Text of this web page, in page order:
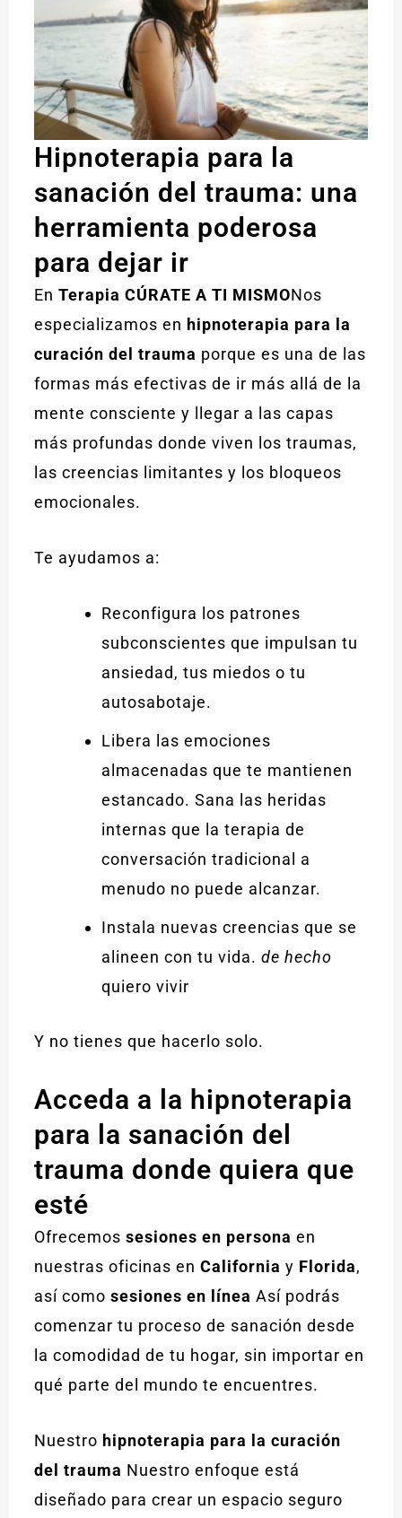
Hipnoterapia para la
sanación del trauma: una
herramienta poderosa
para dejar ir
EnTerapia CÚRATE A TI MISMONos
especializamos en hipnoterapia para la
curación del trauma porque es una de las
formas más efectivas de ir más allá de la
mente consciente y llegar a las capas
más profundas donde viven los traumas,
las creencias limitantes y los bloqueos
emocionales.
Te ayudamos a:
Reconfigura los patrones
subconscientes que impulsan tu
ansiedad, tus miedos o tu
autosabotaje.
Libera las emociones
almacenadas que te mantienen
estancado. Sana las heridas
internas que la terapia de
conversación tradicional a
menudo no puede alcanzar.
Instala nuevas creencias que se
alineen con tu vida. de hecho
quiero vivir
Y no tienes que hacerlo solo.
Acceda a la hipnoterapia
para la sanación del
trauma donde quiera que
esté
Ofrecemossesiones en persona en
nuestras oficinas enCalifornia y Florida,
así comosesiones en línea Así podrás
comenzar tu proceso de sanación desde
la comodidad de tu hogar, sin importar en
qué parte del mundo te encuentres.
Nuestro hipnoterapia para la curación
del trauma Nuestro enfoque está
diseñado para crear un espacio seguro